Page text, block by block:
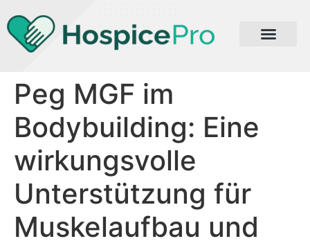
Peg MGF im
Bodybuilding: Eine
wirkungsvolle
Unterstützung für
Muskelaufbau und